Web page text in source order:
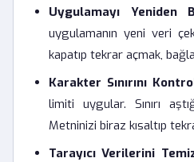
Uygulamayı Yeniden
uygulamanın yeni veri
kapatıp tekrar açmak,
Karakter Sınırını
limiti uygular. Sınırı
Metninizi biraz kısaltıp
Tarayıcı Verilerini